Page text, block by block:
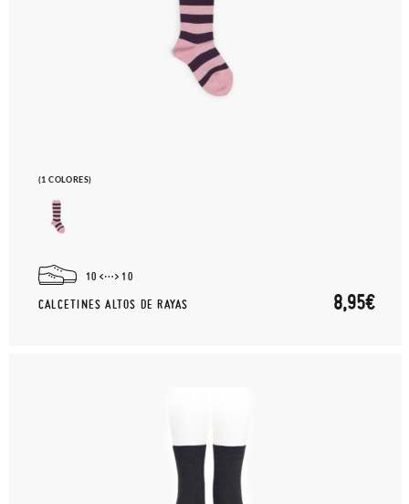
(1 COLORES)
10 10
CALCETINES ALTOS DE RAYAS 8,95€